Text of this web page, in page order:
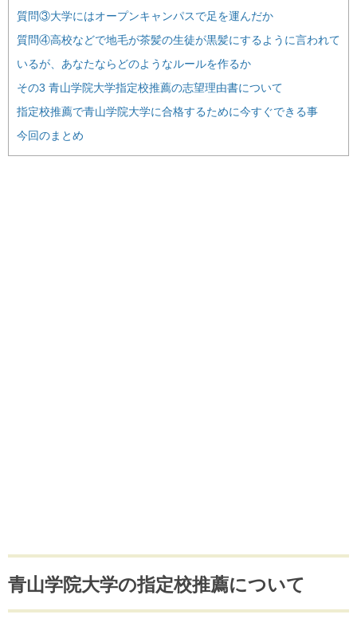
質問③大学にはオープンキャンパスで足を運んだか
質問④高校などで地毛が茶髪の生徒が黒髪にするように言われて
いるが、あなたならどのようなルールを作るか
その3 青山学院大学指定校推薦の志望理由書について
指定校推薦で青山学院大学に合格するために今すぐできる事
今回のまとめ
青山学院大学の指定校推薦について